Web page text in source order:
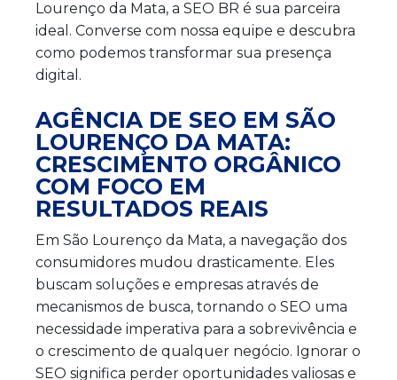
Lourenço da Mata, a SEO BR é sua parceira
ideal. Converse com nossa equipe e descubra
como podemos transformar sua presença
digital.
AGÊNCIA DE SEO EM SÃO
LOURENÇO DA MATA:
CRESCIMENTO ORGÂNICO
COM FOCO EM
RESULTADOS REAIS
Em São Lourenço da Mata, a navegação dos
consumidores mudou drasticamente. Eles
buscam soluções e empresas através de
mecanismos de busca, tornando o SEO uma
necessidade imperativa para a sobrevivência e
o crescimento de qualquer negócio. Ignorar o
SEO significa perder oportunidades valiosas e